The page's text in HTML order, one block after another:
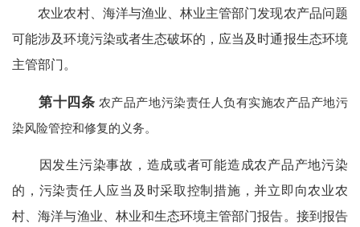
农业农村、海洋与渔业、林业主管部门发现农产品问题
可能涉及环境污染或者生态破坏的，应当及时通报生态环境
主管部门。
第十四条 农产品产地污染责任人负有实施农产品产地污
染风险管控和修复的义务。
因发生污染事故，造成或者可能造成农产品产地污染
的，污染责任人应当及时采取控制措施，并立即向农业农
村、海洋与渔业、林业和生态环境主管部门报告。接到报告